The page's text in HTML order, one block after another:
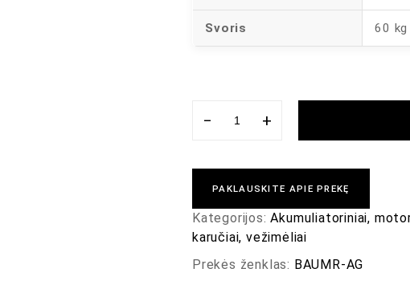
Svoris 60 kg
− +
PAKLAUSKITE APIE PREKĘ
Kategorijos:Akumuliatoriniai,
karučiai, vežimėliai
Prekės ženklas: BAUMR-AG